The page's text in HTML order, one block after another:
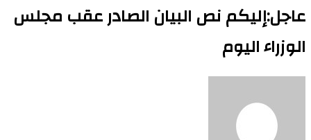
عاجل:إليكم نص البيان الصادر عقب مجلس
الوزراء اليوم